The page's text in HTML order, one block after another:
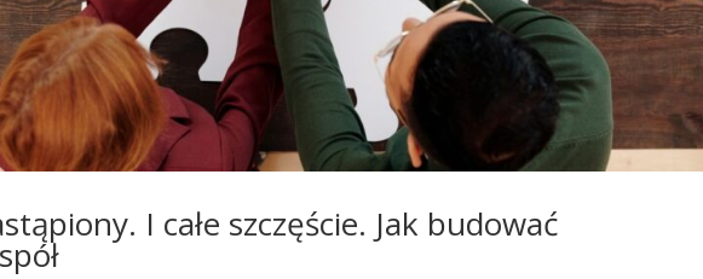
I całe szczęście. Jak budować